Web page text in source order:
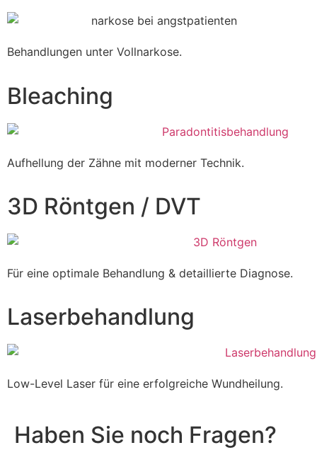
Behandlungen unter Vollnarkose.
Bleaching
Aufhellung der Zähne mit moderner Technik.
3D Röntgen / DVT
Für eine optimale Behandlung & detaillierte Diagnose.
Laserbehandlung
Low-Level Laser für eine erfolgreiche Wundheilung.
Haben Sie noch Fragen?